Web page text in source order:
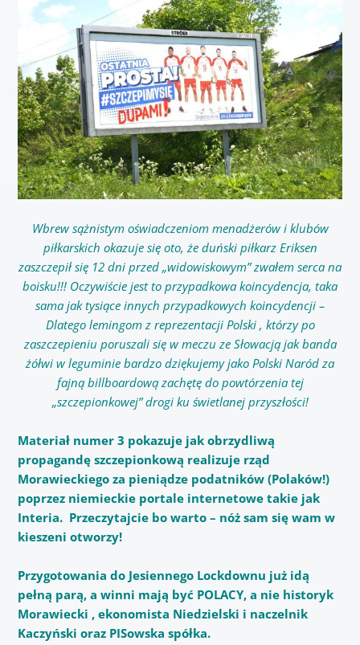
Wbrew sążnistym oświadczeniom menadżerów i klubów
piłkarskich okazuje się oto, że duński piłkarz Eriksen
zaszczepił się 12 dni przed „widowiskowym” zwałem serca na
boisku!!! Oczywiście jest to przypadkowa koincydencja, taka
sama jak tysiące innych przypadkowych koincydencji –
Dlatego lemingom z reprezentacji Polski , którzy po
zaszczepieniu poruszali się w meczu ze Słowacją jak banda
żółwi w leguminie bardzo dziękujemy jako Polski Naród za
fajną billboardową zachętę do powtórzenia tej
„szczepionkowej” drogi ku świetlanej przyszłości!
Materiał numer 3 pokazuje jak obrzydliwą
propagandę szczepionkową realizuje rząd
Morawieckiego za pieniądze podatników (Polaków!)
poprzez niemieckie portale internetowe takie jak
Interia. Przeczytajcie bo warto – nóż sam się wam w
kieszeni otworzy!
Przygotowania do Jesiennego Lockdownu już idą
pełną parą, a winni mają być POLACY, a nie historyk
Morawiecki , ekonomista Niedzielski i naczelnik
Kaczyński oraz PISowska spółka.